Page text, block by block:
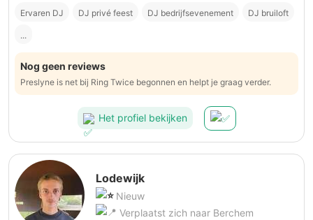
Ervaren DJ DJ privé feest DJ bedrijfsevenement DJ bruiloft
...
Nog geen reviews
Preslyne is net bij Ring Twice begonnen en helpt je graag verder.
Het profiel bekijken
Lodewijk
Nieuw
Verplaatst zich naar Berchem